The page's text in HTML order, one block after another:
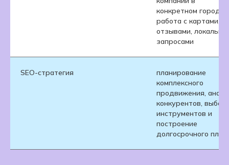
конкретном городе,
работа с картами,
отзывами,
запросами
SEO-стратегия
планирование
комплексного
продвижения,
конкурентов, выбор
инструментов и
построение
долгосрочного